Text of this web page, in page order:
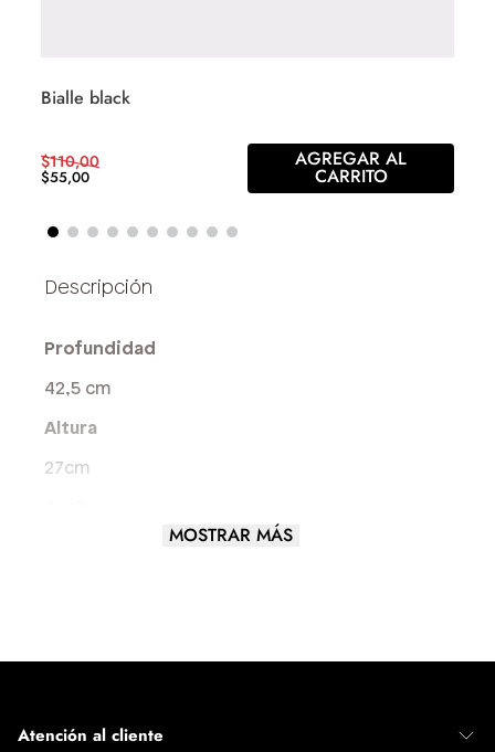
Bialle black
$110,00
$55,00
AGREGAR AL
CARRITO
Profundidad
42,5 cm
Altura
27cm
Tamaño del Bolso
MOSTRAR MÁS
Atención al cliente